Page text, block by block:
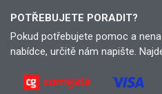
POTŘEBUJETE PORADIT?
Pokud potřebujete pomoc a
nabídce, určitě nám napište.